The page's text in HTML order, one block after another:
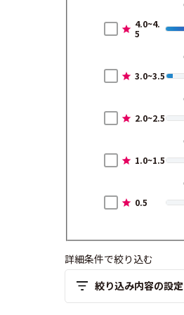
4.0~4.
5
3.0~3.5
2.0~2.5
1.0~1.5
0.5
詳細条件で絞り込む
絞り込み内容の設定